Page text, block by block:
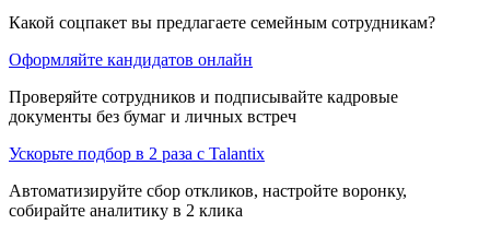
Какой соцпакет вы предлагаете семейным сотрудникам?
Оформляйте кандидатов онлайн
Проверяйте сотрудников и подписывайте кадровые
документы без бумаг и личных встреч
Ускорьте подбор в 2 раза с Talantix
Автоматизируйте сбор откликов, настройте воронку,
собирайте аналитику в 2 клика